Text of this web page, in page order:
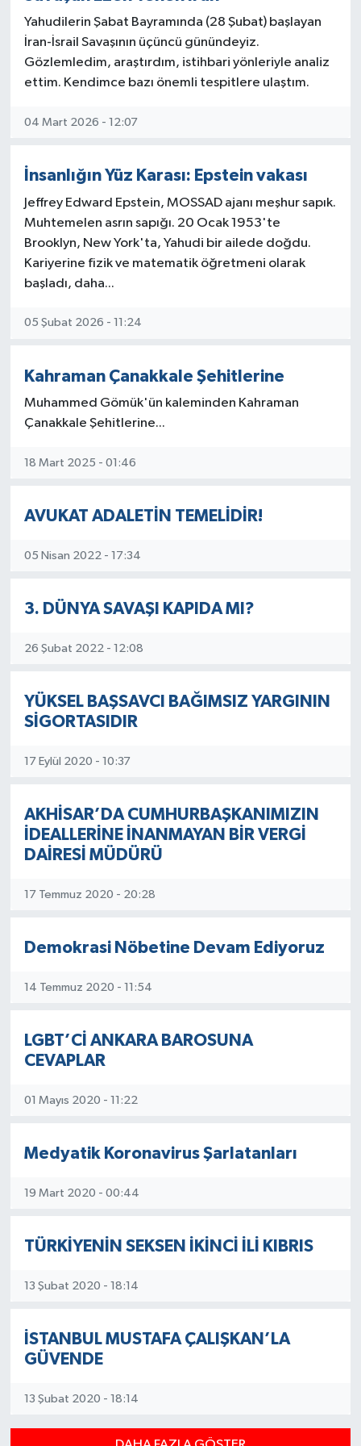
Yahudilerin Şabat Bayramında (28 Şubat) başlayan
İran-İsrail Savaşının üçüncü günündeyiz.
Gözlemledim, araştırdım, istihbari yönleriyle analiz
ettim. Kendimce bazı önemli tespitlere ulaştım.
04 Mart 2026 - 12:07
İnsanlığın Yüz Karası: Epstein vakası
Jeffrey Edward Epstein, MOSSAD ajanı meşhur sapık.
Muhtemelen asrın sapığı. 20 Ocak 1953'te
Brooklyn, New York'ta, Yahudi bir ailede doğdu.
Kariyerine fizik ve matematik öğretmeni olarak
başladı, daha...
05 Şubat 2026 - 11:24
Kahraman Çanakkale Şehitlerine
Muhammed Gömük'ün kaleminden Kahraman
Çanakkale Şehitlerine...
18 Mart 2025 - 01:46
AVUKAT ADALETİN TEMELİDİR!
05 Nisan 2022 - 17:34
3. DÜNYA SAVAŞI KAPIDA MI?
26 Şubat 2022 - 12:08
YÜKSEL BAŞSAVCI BAĞIMSIZ YARGININ
SİGORTASIDIR
17 Eylül 2020 - 10:37
AKHİSAR’DA CUMHURBAŞKANIMIZIN
İDEALLERİNE İNANMAYAN BİR VERGİ
DAİRESİ MÜDÜRÜ
17 Temmuz 2020 - 20:28
Demokrasi Nöbetine Devam Ediyoruz
14 Temmuz 2020 - 11:54
LGBT’Cİ ANKARA BAROSUNA
CEVAPLAR
01 Mayıs 2020 - 11:22
Medyatik Koronavirus Şarlatanları
19 Mart 2020 - 00:44
TÜRKİYENİN SEKSEN İKİNCİ İLİ KIBRIS
13 Şubat 2020 - 18:14
İSTANBUL MUSTAFA ÇALIŞKAN’LA
GÜVENDE
13 Şubat 2020 - 18:14
Ekonomi
Sağlık